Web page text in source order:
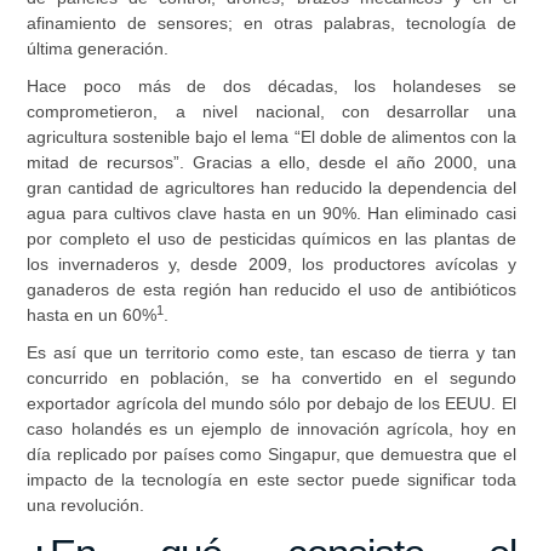
afinamiento de sensores; en otras palabras, tecnología de
última generación.
Hace poco más de dos décadas, los holandeses se
comprometieron, a nivel nacional, con desarrollar una
agricultura sostenible bajo el lema “El doble de alimentos con la
mitad de recursos”. Gracias a ello, desde el año 2000, una
gran cantidad de agricultores han reducido la dependencia del
agua para cultivos clave hasta en un 90%. Han eliminado casi
por completo el uso de pesticidas químicos en las plantas de
los invernaderos y, desde 2009, los productores avícolas y
ganaderos de esta región han reducido el uso de antibióticos
hasta en un 60%1
Es así que un territorio como este, tan escaso de tierra y tan
concurrido en población, se ha convertido en el segundo
exportador agrícola del mundo sólo por debajo de los EEUU. El
caso holandés es un ejemplo de innovación agrícola, hoy en
día replicado por países como Singapur, que demuestra que el
impacto de la tecnología en este sector puede significar toda
una revolución.